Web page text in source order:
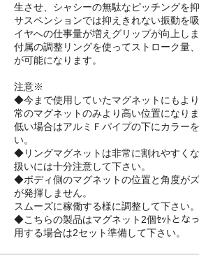
生させ、シャシーの無駄なピッチングを抑
サスペンションでは抑えきれない振動を
イヤへの仕事量が増えグリップが向上しま
付属の調整リングを使ってストローク量
が可能になります。
注意※
◆今まで使用していたマグネットにもよ
常のマグネットのみより高い位置になり
低い場合はアルミＦパイプの下にカラー
い。
◆リングマグネットは非常に割れやすく
扱いには十分注意して下さい。
◆ボディ側のマグネットの位置と角度が
が発揮しません。
スムーズに稼働する様に調整して下さい。
◆こちらの製品はマグネット2個ｾｯﾄとな
用する場合は2セット準備して下さい。